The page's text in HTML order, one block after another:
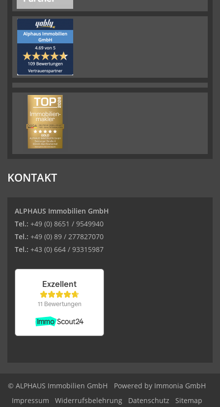
KONTAKT
ALPHAUS Immobilien GmbH
Tel.: +49 (0) 8651 / 9549940
Tel.: +49 (0) 89 / 277827070
Tel.: +43 (0) 664 / 93315987
© ALPHAUS Immobilien GmbH
Powered by Immonia GmbH
Impressum
Widerrufsbelehrung Datenschutz Sitemap